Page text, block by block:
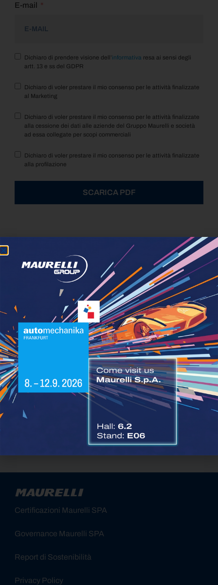
E-mail
Dichiaro di prendere visione dell’informativa resa ai sensi degli
artt. 13 e ss del GDPR
Dichiaro di voler prestare il mio consenso per le attività finalizzate
al Marketing
Dichiaro di voler prestare il mio consenso per le attività finalizzate
alla cessione dei dati alle aziende del Gruppo Maurelli e società
ad essa collegate per scopi commerciali
Dichiaro di voler prestare il mio consenso per le attività finalizzate
alla profilazione
SCARICA PDF
Ultime novità dal settore automotive
Iscriviti alla newsletter
Dichiaro di prendere visione dell’informativaresa ai
sensi degli artt. 13 e ss del GDPR
Dichiaro di voler prestare il mio consenso per le
attività finalizzate al Marketing
ISCRIVITI
Alternative:
Certificazioni Maurelli SPA
Governance Maurelli SPA
Report di Sostenibilità
Privacy Policy